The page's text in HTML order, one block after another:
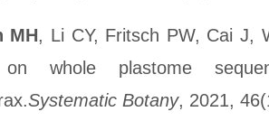
MH, Li CY, Fritsch PW, Cai J,
on whole plastome
Systematic Botany, 2021,